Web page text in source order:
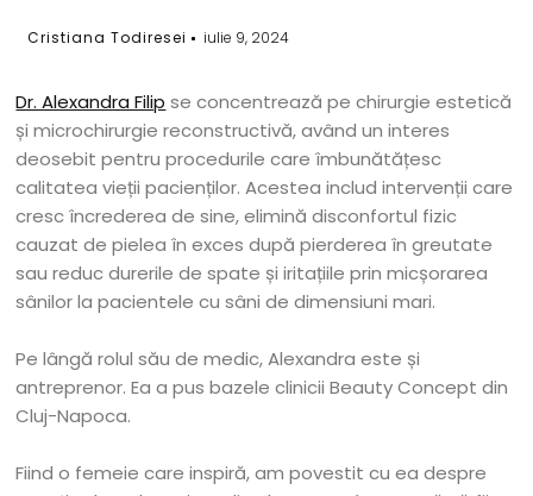
Cristiana Todiresei iulie 9, 2024
Dr. Alexandra Filip se concentrează pe chirurgie estetică
și microchirurgie reconstructivă, având un interes
deosebit pentru procedurile care îmbunătățesc
calitatea vieții pacienților. Acestea includ intervenții care
cresc încrederea de sine, elimină disconfortul fizic
cauzat de pielea în exces după pierderea în greutate
sau reduc durerile de spate și iritațiile prin micșorarea
sânilor la pacientele cu sâni de dimensiuni mari.
Pe lângă rolul său de medic, Alexandra este și
antreprenor. Ea a pus bazele clinicii Beauty Concept din
Cluj-Napoca.
Fiind o femeie care inspiră, am povestit cu ea despre